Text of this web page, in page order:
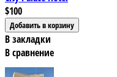
$100
В закладки
В сравнение